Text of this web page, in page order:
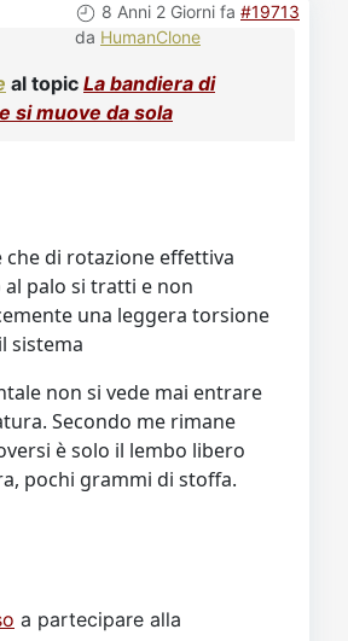
8 Anni 2 Giorni fa #19713
da HumanClone
al topic La bandiera di
si muove da sola
che di rotazione effettiva
palo si tratti e non
una leggera torsione
sistema
non si vede mai entrare
Secondo me rimane
è solo il lembo libero
pochi grammi di stoffa.
a partecipare alla